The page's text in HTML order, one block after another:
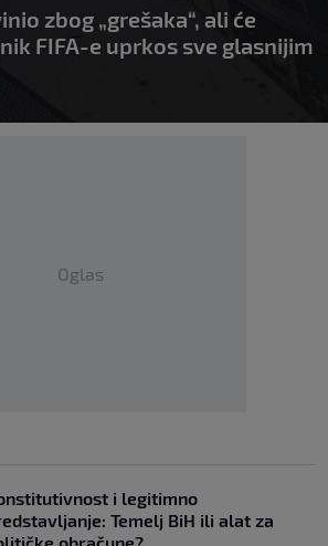
zbog „grešaka“, ali će
FIFA-e uprkos sve glasnijim
Oglas
i legitimno
Temelj BiH ili alat za
obračune?